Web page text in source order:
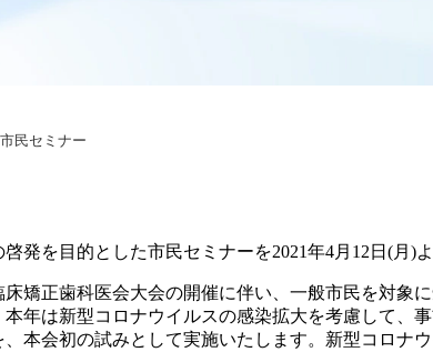
市民セミナー
発を目的とした市民セミナーを2021年4月12日(月)
矯正歯科医会大会の開催に伴い、一般市民を対象
年は新型コロナウイルスの感染拡大を考慮して、
本会初の試みとして実施いたします。新型コロナ